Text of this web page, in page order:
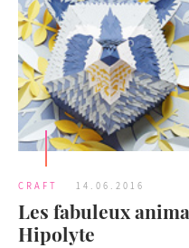
CRAFT 14.06.2016
Les fabuleux
Hipolyte